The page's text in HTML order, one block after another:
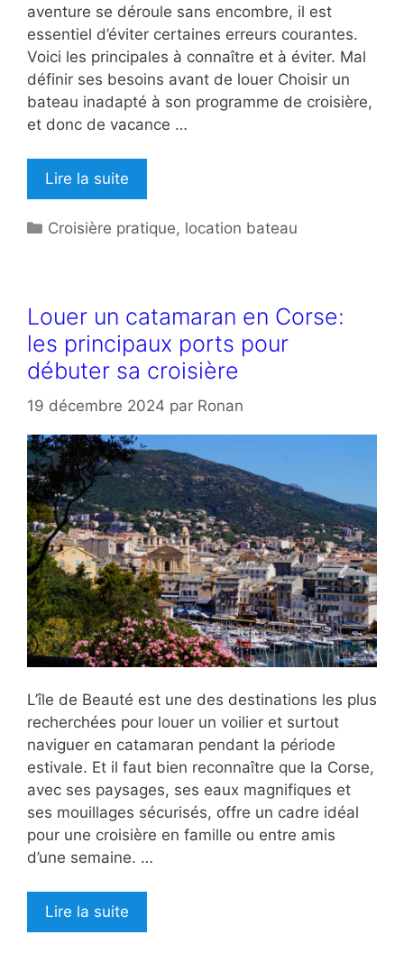
aventure se déroule sans encombre, il est
essentiel d’éviter certaines erreurs courantes.
Voici les principales à connaître et à éviter. Mal
définir ses besoins avant de louer Choisir un
bateau inadapté à son programme de croisière,
et donc de vacance …
Lire la suite
Catégories
Croisière pratique, location bateau
Louer un catamaran en Corse:
les principaux ports pour
débuter sa croisière
19 décembre 2024 par Ronan
L’île de Beauté est une des destinations les plus
recherchées pour louer un voilier et surtout
naviguer en catamaran pendant la période
estivale. Et il faut bien reconnaître que la Corse,
avec ses paysages, ses eaux magnifiques et
ses mouillages sécurisés, offre un cadre idéal
pour une croisière en famille ou entre amis
d’une semaine. …
Lire la suite